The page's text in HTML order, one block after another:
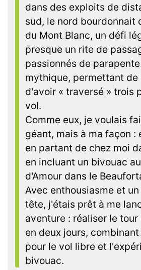
dans des exploits de
sud, le nord bourdonnait
du Mont Blanc, un défi
presque un rite de
passionnés de
mythique, permettant de
d'avoir « traversé » trois
vol.
Comme eux, je voulais
géant, mais à ma façon :
en partant de chez moi
en incluant un bivouac
d'Amour dans le
Avec enthousiasme et
tête, j'étais prêt à me
aventure : réaliser le
en deux jours,
pour le vol libre et
bivouac.